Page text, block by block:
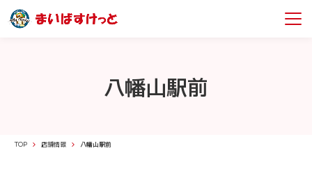
八幡山駅前
TOP 店舗情報 八幡山駅前